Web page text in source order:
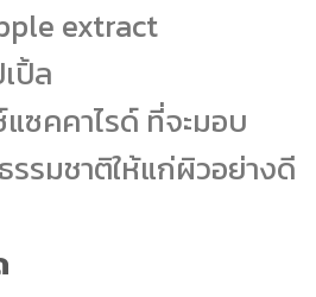
ปิ้ล
ซคคาไรด์ ที่จะมอบ
รมชาติให้แก่ผิวอย่างดี